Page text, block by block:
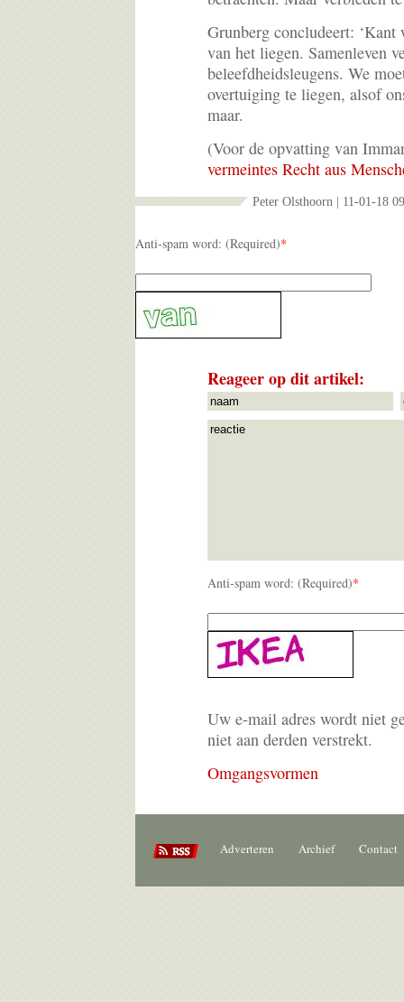
Grunberg concludeert:
van het liegen. Samenleven
beleefdheidsleugens. We
overtuiging te liegen, alsof
maar.
(Voor de opvatting van
vermeintes Recht aus
Peter Olsthoorn | 11-01-18
Anti-spam word: (Required)*
Reageer op dit artikel:
Anti-spam word: (Required)*
Uw e-mail adres wordt niet
niet aan derden verstrekt.
Omgangsvormen
Adverteren Archief Contact